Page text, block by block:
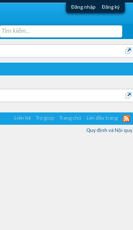
Đăng nhập Đăng ký
Liên hệ Trợ giúp Trang chủ Lên đầu trang
Quy định và Nội quy